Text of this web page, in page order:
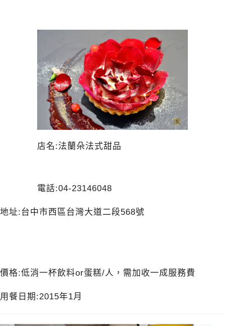
店名:法蘭朵法式甜品
電話:04-23146048
地址:台中市西區台灣大道二段568號
價格:低消一杯飲料or蛋糕/人，需加收一成服務費
用餐日期:2015年1月